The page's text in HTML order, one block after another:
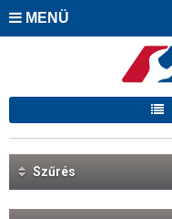
MENÜ
Szűrés